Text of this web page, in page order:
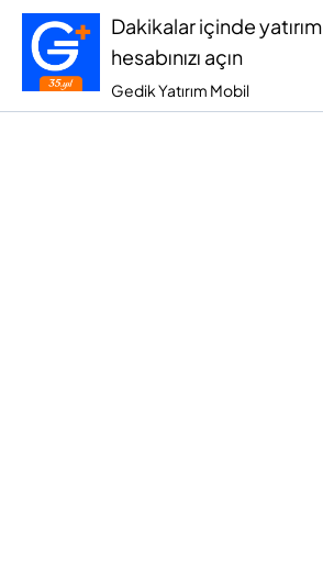
Dakikalar içinde yatırım
hesabınızı açın
Gedik Yatırım Mobil